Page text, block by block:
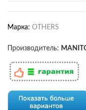
Марка: OTHERS
Производитель: